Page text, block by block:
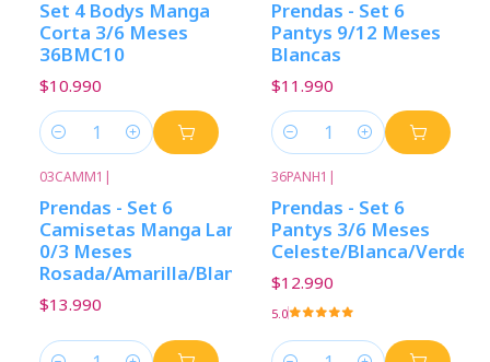
Set 4 Bodys Manga
Corta 3/6 Meses
36BMC10
$10.990
Cantidad
Prendas - Set 6
Pantys 9/12 Meses
Blancas
$11.990
Cantidad
03CAMM1 |
Prendas - Set 6
Camisetas Manga Larga
0/3 Meses
Rosada/Amarilla/Blanca
$13.990
36PANH1 |
Prendas - Set 6
Pantys 3/6 Meses
Celeste/Blanca/Verde
$12.990
5.0